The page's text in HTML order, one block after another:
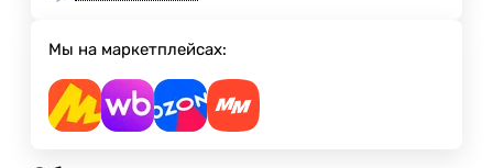
Мы на маркетплейсах: